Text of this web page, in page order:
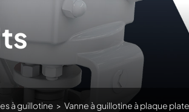
à guillotine > Vanne à guillotine à plaque plate